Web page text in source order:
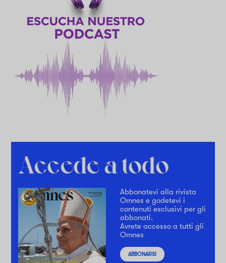
Abbonatevi alla rivista
Omnes e godetevi i
contenuti esclusivi per gli
abbonati.
Avrete accesso a tutti gli
Omnes
ABBONARSI